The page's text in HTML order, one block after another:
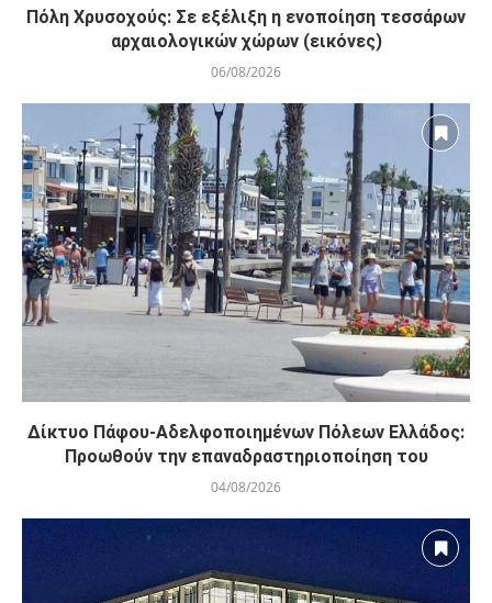
Πόλη Χρυσοχούς: Σε εξέλιξη η ενοποίηση τεσσάρων
αρχαιολογικών χώρων (εικόνες)
06/08/2026
Δίκτυο Πάφου-Αδελφοποιημένων Πόλεων Ελλάδος:
Προωθούν την επαναδραστηριοποίηση του
04/08/2026